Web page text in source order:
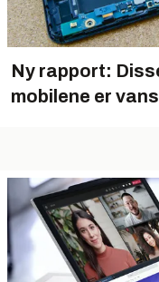
Ny rapport:
mobilene er